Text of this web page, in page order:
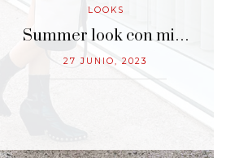
LOOKS
Summer look con mi…
27 JUNIO, 2023